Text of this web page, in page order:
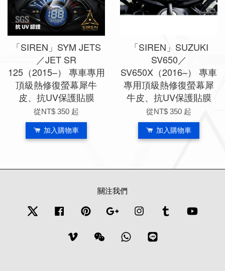
「SIREN」SYM JETS
／JET SR
125（2015–） 專車專用
頂級熱修復螢幕犀牛
皮、抗UV保護貼膜
從NT$ 350 起
加入購物車
「SIREN」SUZUKI
SV650／
SV650X（2016–） 專車
專用頂級熱修復螢幕犀
牛皮、抗UV保護貼膜
從NT$ 350 起
加入購物車
關注我們
Twitter Facebook Pinterest Google Instagram Tumblr
Vimeo Wechat Whatsapp